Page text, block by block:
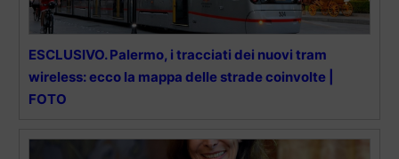
ESCLUSIVO. Palermo, i tracciati dei nuovi tram
wireless: ecco la mappa delle strade coinvolte |
FOTO